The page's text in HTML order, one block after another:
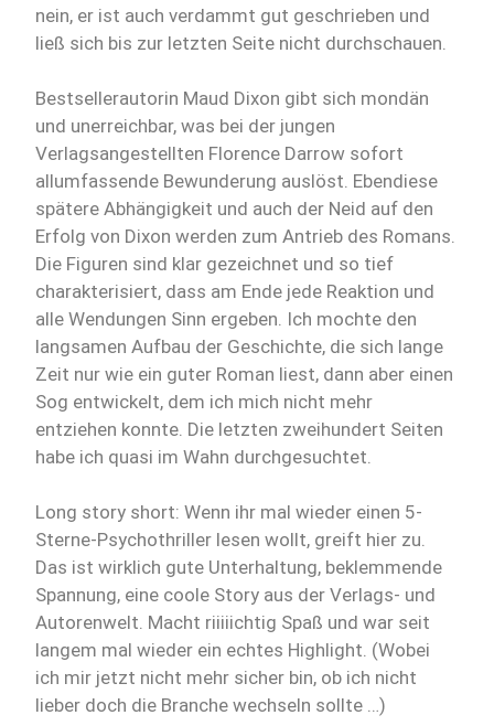
nein, er ist auch verdammt gut geschrieben und
ließ sich bis zur letzten Seite nicht durchschauen.
Bestsellerautorin Maud Dixon gibt sich mondän
und unerreichbar, was bei der jungen
Verlagsangestellten Florence Darrow sofort
allumfassende Bewunderung auslöst. Ebendiese
spätere Abhängigkeit und auch der Neid auf den
Erfolg von Dixon werden zum Antrieb des Romans.
Die Figuren sind klar gezeichnet und so tief
charakterisiert, dass am Ende jede Reaktion und
alle Wendungen Sinn ergeben. Ich mochte den
langsamen Aufbau der Geschichte, die sich lange
Zeit nur wie ein guter Roman liest, dann aber einen
Sog entwickelt, dem ich mich nicht mehr
entziehen konnte. Die letzten zweihundert Seiten
habe ich quasi im Wahn durchgesuchtet.
Long story short: Wenn ihr mal wieder einen 5-
Sterne-Psychothriller lesen wollt, greift hier zu.
Das ist wirklich gute Unterhaltung, beklemmende
Spannung, eine coole Story aus der Verlags- und
Autorenwelt. Macht riiiiichtig Spaß und war seit
langem mal wieder ein echtes Highlight. (Wobei
ich mir jetzt nicht mehr sicher bin, ob ich nicht
lieber doch die Branche wechseln sollte …)